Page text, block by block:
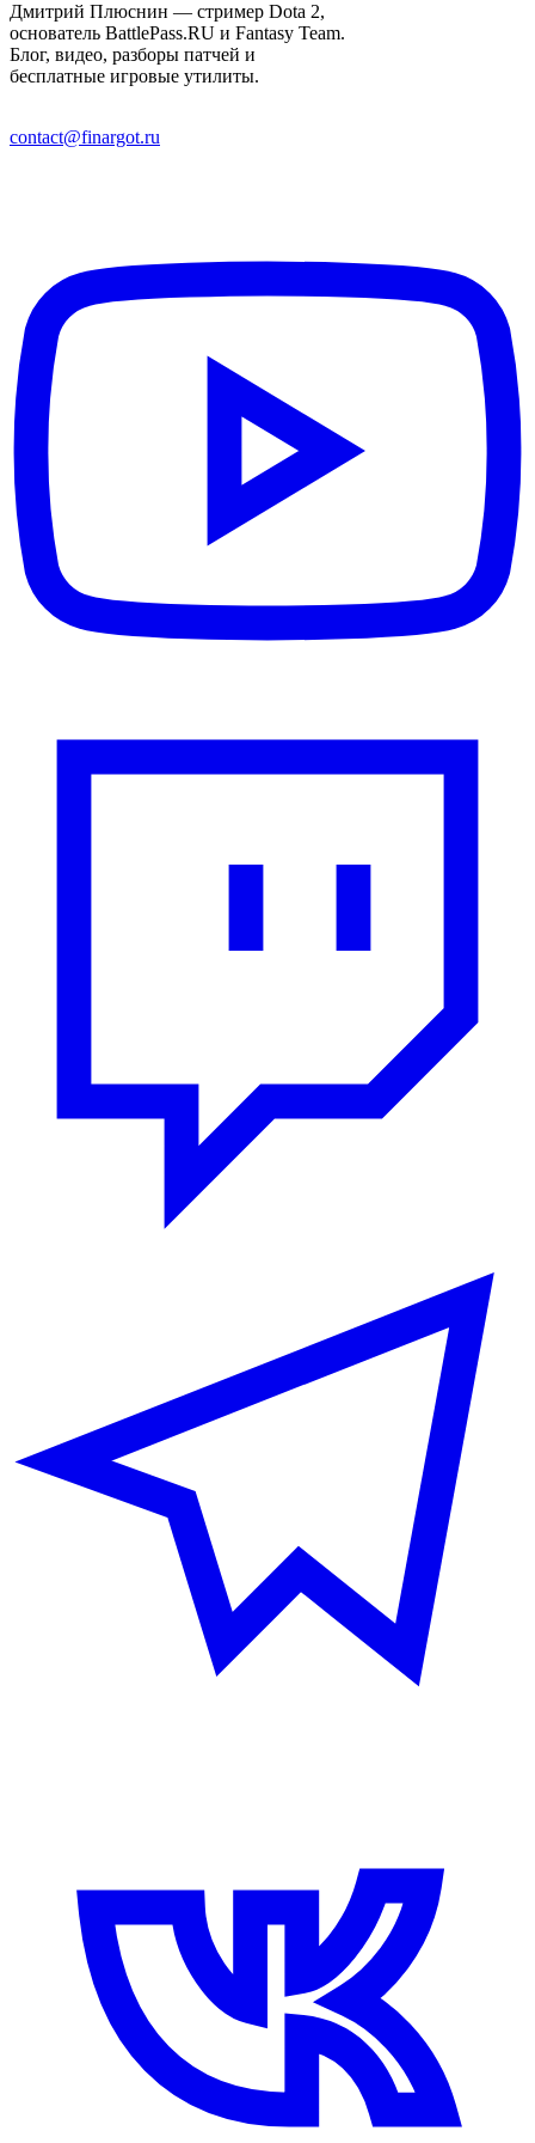
Дмитрий Плюснин — стример Dota 2,
основатель BattlePass.RU и Fantasy Team.
Блог, видео, разборы патчей и
бесплатные игровые утилиты.
contact@finargot.ru